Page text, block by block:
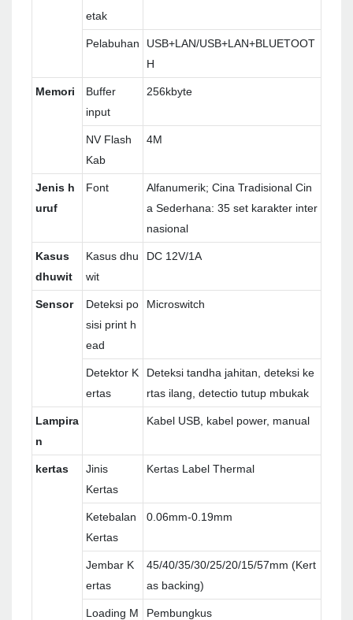
etak
Pelabuhan
USB+LAN/USB+LAN+BLUETOOT
H
Memori
Buffer
input
256kbyte
NV Flash
Kab
4M
Jenis h
uruf
Font
Alfanumerik; Cina Tradisional Cin
a Sederhana: 35 set karakter inter
nasional
Kasus
dhuwit
Kasus dhu
wit
DC 12V/1A
Sensor
Deteksi po
sisi print h
ead
Microswitch
Detektor K
ertas
Deteksi tandha jahitan, deteksi ke
rtas ilang, detectio tutup mbukak
Lampira
n
Kabel USB, kabel power, manual
kertas
Jinis
Kertas
Kertas Label Thermal
Ketebalan
Kertas
0.06mm-0.19mm
Jembar K
ertas
45/40/35/30/25/20/15/57mm (Kert
as backing)
Loading M Pembungkus